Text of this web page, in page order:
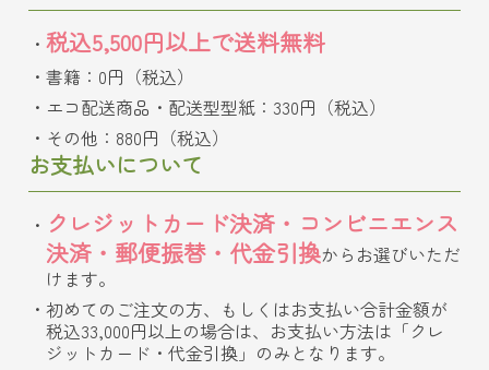
税込5,500円以上で送料無料
書籍：0円（税込）
エコ配送商品・配送型型紙：330円（税込）
その他：880円（税込）
お支払いについて
クレジットカード決済・コンビニエンス
決済・郵便振替・代金引換からお選びいただ
けます。
初めてのご注文の方、もしくはお支払い合計金額が
税込33,000円以上の場合は、お支払い方法は「クレ
ジットカード・代金引換」のみとなります。